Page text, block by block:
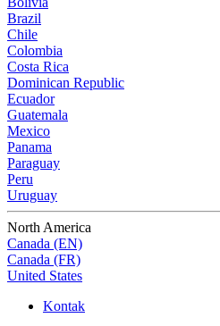
Brazil
Chile
Colombia
Costa Rica
Dominican Republic
Ecuador
Guatemala
Mexico
Panama
Paraguay
Peru
Uruguay
North America
Canada (EN)
Canada (FR)
United States
Kontak